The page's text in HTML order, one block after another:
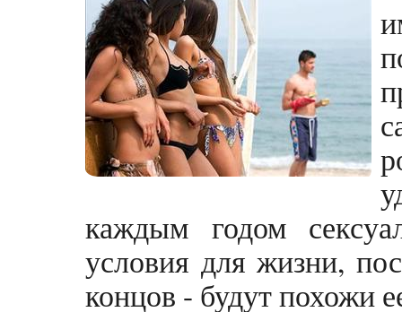
каждым годом
условия для жизни,
концов - будут похожи